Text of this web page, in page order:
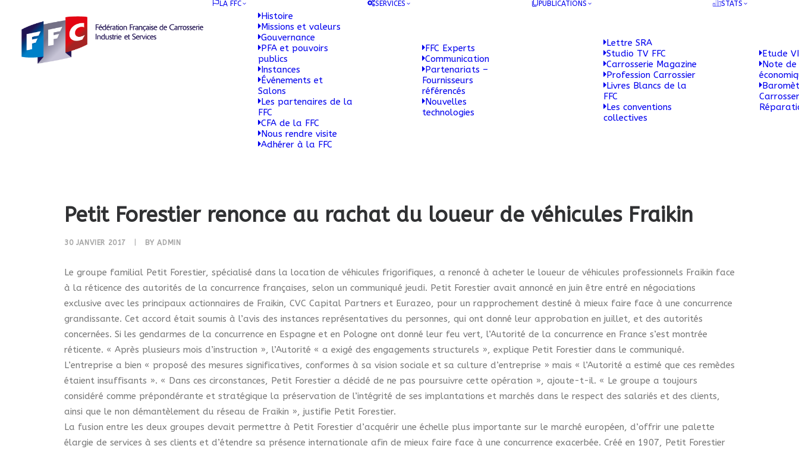
LA FFC
Histoire
Missions et valeurs
Gouvernance
PFA et pouvoirs
publics
Instances
Événements et
Salons
Les partenaires de la
FFC
CFA de la FFC
Nous rendre visite
Adhérer à la FFC
SERVICES
FFC Experts
Communication
Partenariats –
Fournisseurs
référencés
Nouvelles
technologies
PUBLICATIONS
Lettre SRA
Studio TV FFC
Carrosserie Magazine
Profession Carrossier
Livres Blancs de la
FFC
Les conventions
collectives
STATS
Etude
Note de
Petit Forestier renonce au rachat du loueur de véhicules Fraikin
30 JANVIER 2017 BYADMIN
Le groupe familial Petit Forestier, spécialisé dans la location de véhicules frigorifiques, a renoncé à acheter le loueur de véhicules professionnels Fraikin face
à la réticence des autorités de la concurrence françaises, selon un communiqué jeudi. Petit Forestier avait annoncé en juin être entré en négociations
exclusive avec les principaux actionnaires de Fraikin, CVC Capital Partners et Eurazeo, pour un rapprochement destiné à mieux faire face à une concurrence
grandissante. Cet accord était soumis à l’avis des instances représentatives du personnes, qui ont donné leur approbation en juillet, et des autorités
concernées. Si les gendarmes de la concurrence en Espagne et en Pologne ont donné leur feu vert, l’Autorité de la concurrence en France s’est montrée
réticente. « Après plusieurs mois d’instruction », l’Autorité « a exigé des engagements structurels », explique Petit Forestier dans le communiqué.
L’entreprise a bien « proposé des mesures significatives, conformes à sa vision sociale et sa culture d’entreprise » mais « l’Autorité a estimé que ces remèdes
étaient insuffisants ». « Dans ces circonstances, Petit Forestier a décidé de ne pas poursuivre cette opération », ajoute-t-il. « Le groupe a toujours
considéré comme prépondérante et stratégique la préservation de l’intégrité de ses implantations et marchés dans le respect des salariés et des clients,
ainsi que le non démantèlement du réseau de Fraikin », justifie Petit Forestier.
La fusion entre les deux groupes devait permettre à Petit Forestier d’acquérir une échelle plus importante sur le marché européen, d’offrir une palette
élargie de services à ses clients et d’étendre sa présence internationale afin de mieux faire face à une concurrence exacerbée. Créé en 1907, Petit Forestier